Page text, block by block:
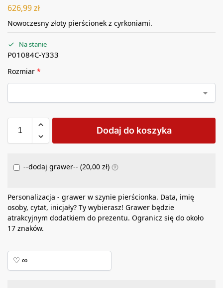
626,99zł
Nowoczesny złoty pierścionek z cyrkoniami.
Na stanie
P01084C-Y333
Rozmiar *
Dodaj do koszyka
--dodaj grawer-- (20,00 zł)
Personalizacja - grawer w szynie pierścionka. Data, imię
osoby, cytat, inicjały? Ty wybierasz! Grawer będzie
atrakcyjnym dodatkiem do prezentu. Ogranicz się do około
17 znaków.